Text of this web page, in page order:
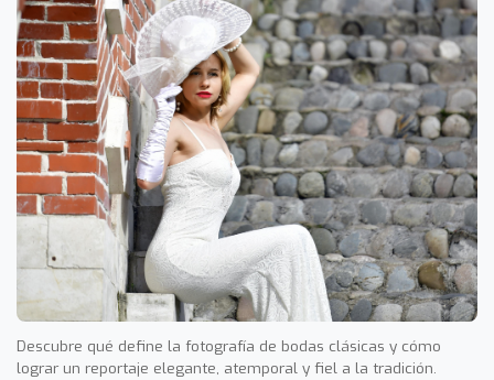
Descubre qué define la fotografía de bodas clásicas y cómo
lograr un reportaje elegante, atemporal y fiel a la tradición.